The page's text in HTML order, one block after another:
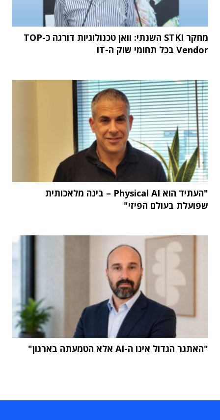
מחקר STKI השנתי: וואן טכנולוגיות דורגה כ-TOP
Vendor בכל תחומי שוק ה-IT
"העתיד הוא Physical AI – בינה מלאכותית
שפועלת בעולם הפיזי"
"האתגר הגדול אינו ה-AI אלא הטמעתה בארגון"